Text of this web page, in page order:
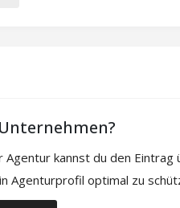
Agentur kannst du den
Agenturprofil optimal zu